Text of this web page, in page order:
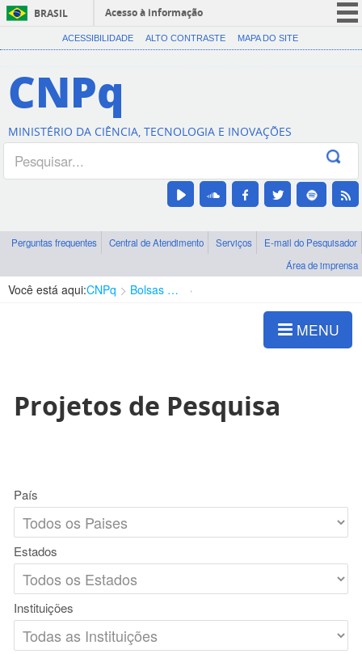
BRASIL
Acesso à informação
CORONAVÍRUS (COVID-19)
Canais
ACESSIBILIDADE ALTO CONTRASTE MAPA DO SITE
CNPq
MINISTÉRIO DA CIÊNCIA, TECNOLOGIA E INOVAÇÕES
Perguntas frequentes Central de Atendimento Serviços
E-mail do Pesquisador
Área de imprensa
Você está aqui:CNPq Bolsas e Auxílios Vigentes
MENU
Projetos de Pesquisa
País
Estados
Instituições